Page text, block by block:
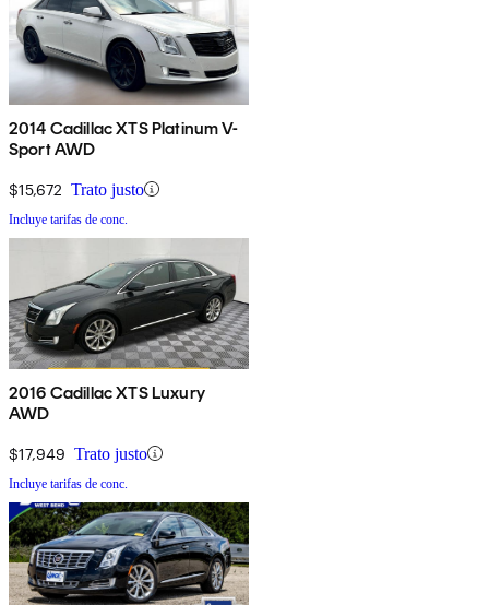
2014 Cadillac XTS Platinum V-
Sport AWD
$15,672 Trato justo
Incluye tarifas de conc.
2016 Cadillac XTS Luxury
AWD
$17,949 Trato justo
Incluye tarifas de conc.